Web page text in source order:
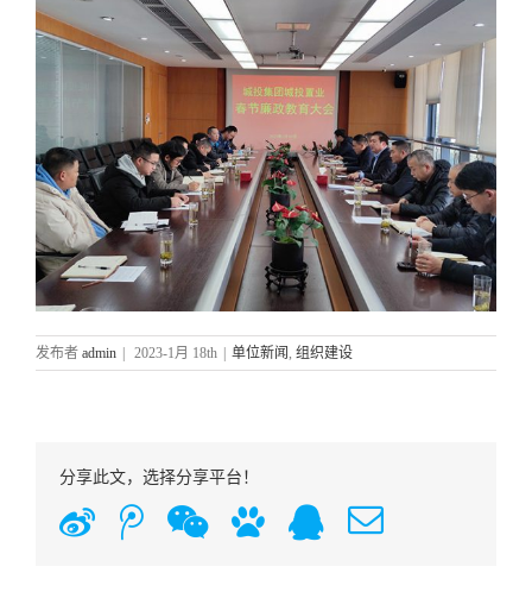
发布者 admin 2023-1月 18th 单位新闻, 组织建设
分享此文，选择分享平台！
新 腾
微 百
QQ Email